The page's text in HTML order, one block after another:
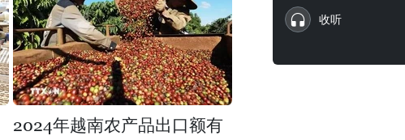
2024年越南农产品出口额有
收听